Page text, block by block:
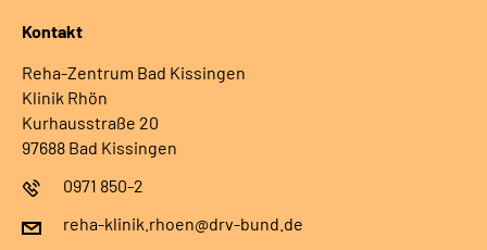
Kontakt
Reha-Zentrum Bad Kissingen
Klinik Rhön
Kurhausstraße 20
97688 Bad Kissingen
0971 850-2
reha-klinik.rhoen@drv-bund.de